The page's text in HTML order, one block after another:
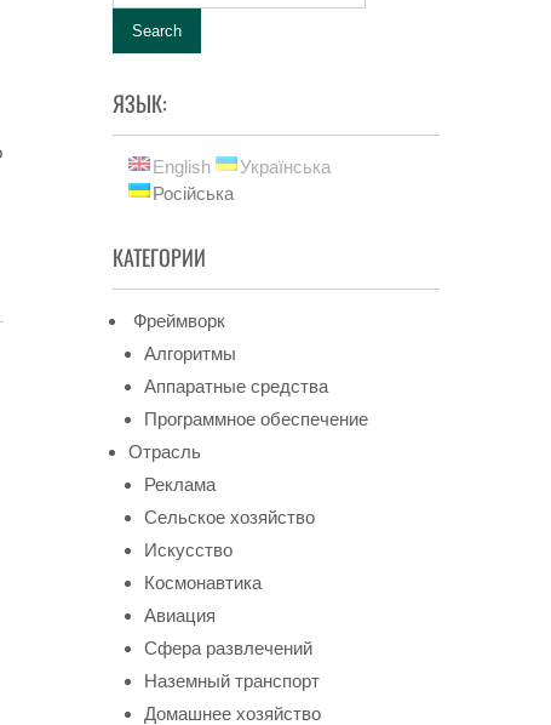
ЯЗЫК:
English
Українська
Російська
КАТЕГОРИИ
Фреймворк
Алгоритмы
Аппаратные средства
Программное обеспечение
Отрасль
Реклама
Сельское хозяйство
Искусство
Космонавтика
Авиация
Сфера развлечений
Наземный транспорт
Домашнее хозяйство